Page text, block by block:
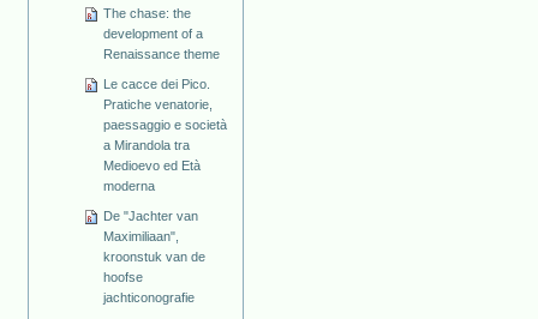
The chase: the
development of a
Renaissance theme
Le cacce dei Pico.
Pratiche venatorie,
paessaggio e società
a Mirandola tra
Medioevo ed Età
moderna
De "Jachter van
Maximiliaan",
kroonstuk van de
hoofse
jachticonografie